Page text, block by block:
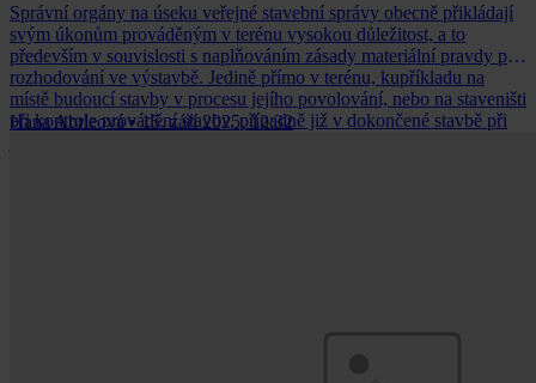
Správní orgány na úseku veřejné stavební správy obecně přikládají
svým úkonům prováděným v terénu vysokou důležitost, a to
především v souvislosti s naplňováním zásady materiální pravdy při
rozhodování ve výstavbě. Jedině přímo v terénu, kupříkladu na
místě budoucí stavby v procesu jejího povolování, nebo na staveništi
při kontrole provádění stavby, případně již v dokončené stavbě při
Hana Abrleová • 15. září 2025, 12:32